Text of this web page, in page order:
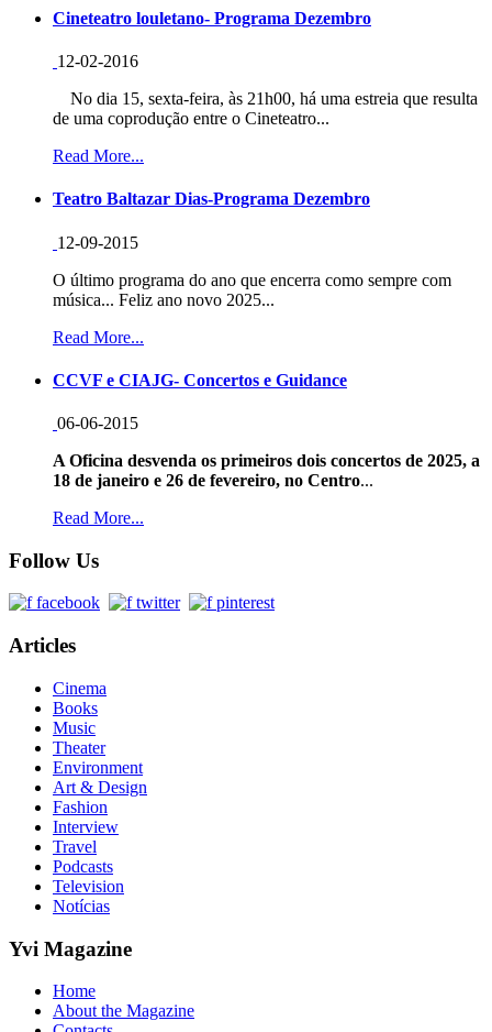
Cineteatro louletano- Programa Dezembro
12-02-2016
No dia 15, sexta-feira, às 21h00, há uma estreia que resulta
de uma coprodução entre o Cineteatro...
Read More...
Teatro Baltazar Dias-Programa Dezembro
12-09-2015
O último programa do ano que encerra como sempre com
música... Feliz ano novo 2025...
Read More...
CCVF e CIAJG- Concertos e Guidance
06-06-2015
A Oficina desvenda os primeiros dois concertos de 2025, a
18 de janeiro e 26 de fevereiro, no Centro...
Read More...
Follow Us
Articles
Cinema
Books
Music
Theater
Environment
Art & Design
Fashion
Interview
Travel
Podcasts
Television
Notícias
Yvi Magazine
Home
About the Magazine